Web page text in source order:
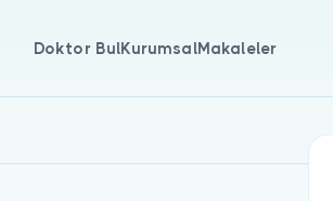
Doktor BulKurumsalMakaleler